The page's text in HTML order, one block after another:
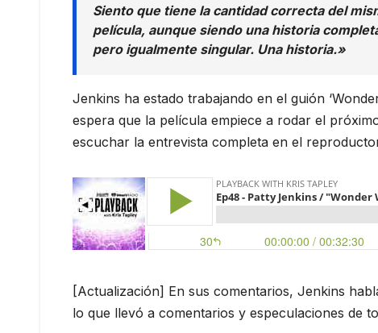
Siento que tiene la cantidad correcta del
película, aunque siendo una historia
pero igualmente singular. Una historia.»
Jenkins ha estado trabajando en el guión
espera que la película empiece a rodar el
escuchar la entrevista completa en el
[Actualización] En sus comentarios, Jenkins
lo que llevó a comentarios y especulaciones de